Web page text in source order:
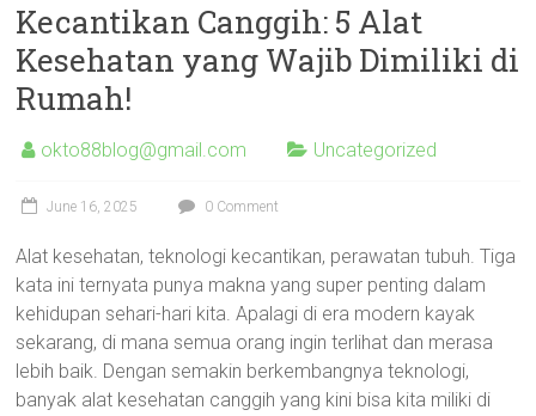
Kecantikan Canggih: 5 Alat
Kesehatan yang Wajib Dimiliki di
Rumah!
okto88blog@gmail.com Uncategorized
June 16, 2025 0 Comment
Alat kesehatan, teknologi kecantikan, perawatan tubuh. Tiga
kata ini ternyata punya makna yang super penting dalam
kehidupan sehari-hari kita. Apalagi di era modern kayak
sekarang, di mana semua orang ingin terlihat dan merasa
lebih baik. Dengan semakin berkembangnya teknologi,
banyak alat kesehatan canggih yang kini bisa kita miliki di